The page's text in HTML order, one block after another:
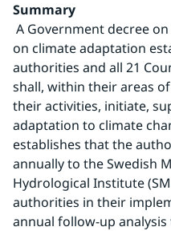
Summary
A Government decree
on climate adaptation
authorities and all 21
shall, within their areas
their activities, initiate,
adaptation to climate
establishes that the
annually to the Swedish
Hydrological Institute
authorities in their
annual follow-up